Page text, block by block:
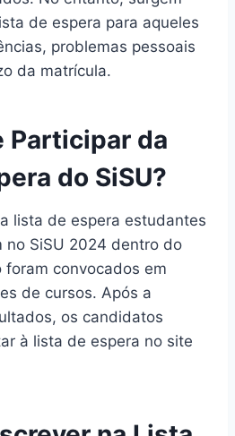
de espera para aqueles
problemas pessoais
da matrícula.
Participar da
do SiSU?
lista de espera estudantes
no SiSU 2024 dentro do
foram convocados em
de cursos. Após a
os candidatos
à lista de espera no site